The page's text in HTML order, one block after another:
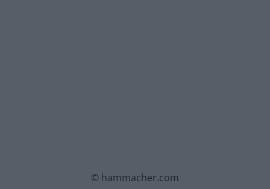
© hammacher.com